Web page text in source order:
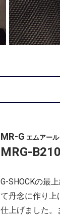
MR-G エムアー
MRG-
G-SHOCKの最
て丹念に作り
仕上げました。